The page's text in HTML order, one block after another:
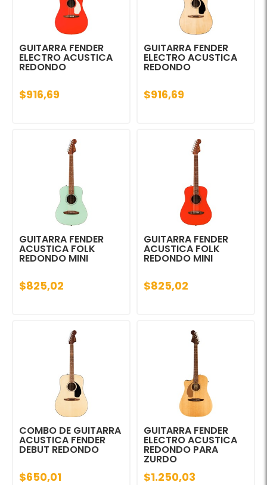
GUITARRA FENDER
ELECTRO ACUSTICA
REDONDO
$916,69
GUITARRA FENDER
ELECTRO ACUSTICA
REDONDO
$916,69
GUITARRA FENDER
ACUSTICA FOLK
REDONDO MINI
$825,02
GUITARRA FENDER
ACUSTICA FOLK
REDONDO MINI
$825,02
COMBO DE GUITARRA
ACUSTICA FENDER
DEBUT REDONDO
$650,01
GUITARRA FENDER
ELECTRO ACUSTICA
REDONDO PARA
ZURDO
$1.250,03